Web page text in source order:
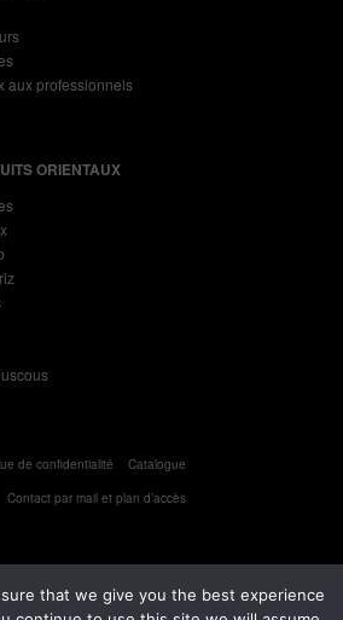
aux professionnels
ORIENTAUX
de confidentialité
Catalogue
Contact par mail et plan d’accès
that we give you the best experience